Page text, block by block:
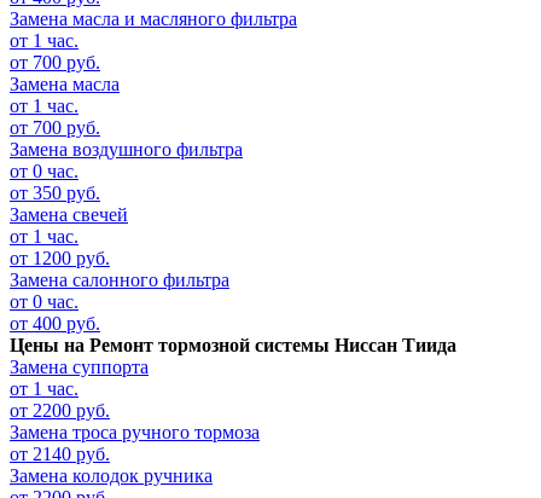
Замена масла и масляного фильтра
от 1 час.
от 700 руб.
Замена масла
от 1 час.
от 700 руб.
Замена воздушного фильтра
от 0 час.
от 350 руб.
Замена свечей
от 1 час.
от 1200 руб.
Замена салонного фильтра
от 0 час.
от 400 руб.
Цены на Ремонт тормозной системы Ниссан Тиида
Замена суппорта
от 1 час.
от 2200 руб.
Замена троса ручного тормоза
от 2140 руб.
Замена колодок ручника